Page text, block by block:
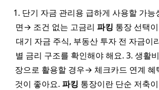
1. 단기 자금 관리용 급하게 사용할 가능
면→ 조건 없는 고금리 파킹 통장 선택
대기 자금 주식, 부동산 투자 전 자금이
별 금리 구조를 확인해야 해요. 3. 생활
장으로 활용할 경우→ 체크카드 연계 혜
것이 좋아요. 파킹 통장이란 단순 저축